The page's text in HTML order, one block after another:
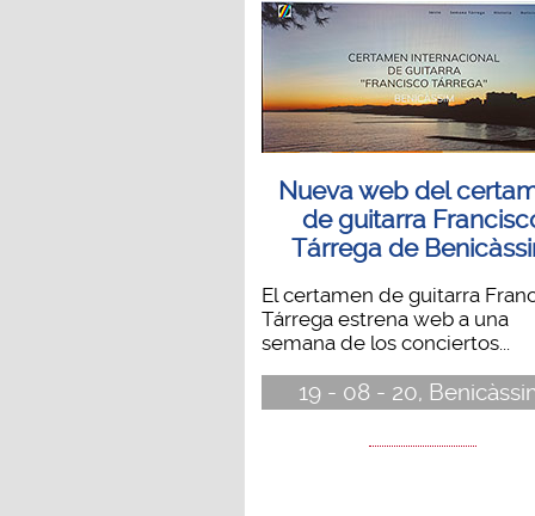
Nueva web del
de guitarra
Tárrega de
El certamen de guitarra
Tárrega estrena web a una
semana de los conciertos...
19 - 08 - 20,